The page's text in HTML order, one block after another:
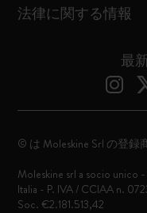
法律に関する情報
最
© は Moleskine Srl の登録
Moleskine srl a socio unico
Italia - P. IVA / CCIAA n.
Soc. €2.181.513,42